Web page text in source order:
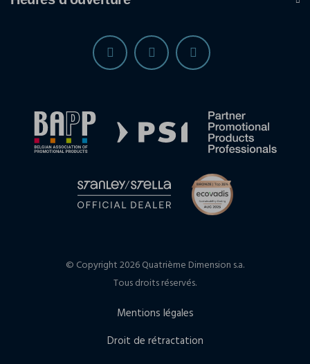
© Copyright 2026 Quatrième Dimension s.a.
Tous droits réservés.
Mentions légales
Droit de rétractation